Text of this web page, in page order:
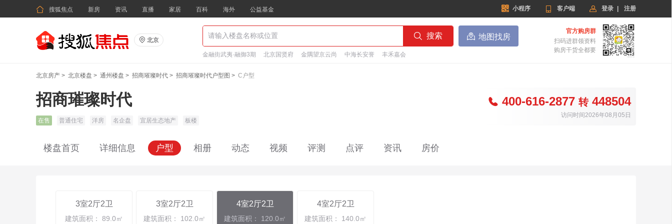
 搜狐焦点 新房 资讯 直播 家居 百科 海外 公益基金  小程序  客户端  登录 注册
 北京  搜索  地图找房
金融街武夷·融御3期 北京国贤府 金隅望京云尚 中海长安誉 丰禾嘉会
官方购房群
扫码进群领资料
购房干货全都要
北京房产 > 北京楼盘 > 通州楼盘 > 招商璀璨时代 > 招商璀璨时代户型图 > C户型
招商璀璨时代
在售 普通住宅 洋房 名企盘 宜居生态地产 板楼
 400-616-2877 转448504
访问时间2026年08月05日
楼盘首页 详细信息 户型 相册 动态 视频 评测 点评 资讯 房价
3室2厅2卫
建筑面积： 89.0㎡
3室2厅2卫
建筑面积： 102.0㎡
4室2厅2卫
建筑面积： 120.0㎡
4室2厅2卫
建筑面积： 140.0㎡